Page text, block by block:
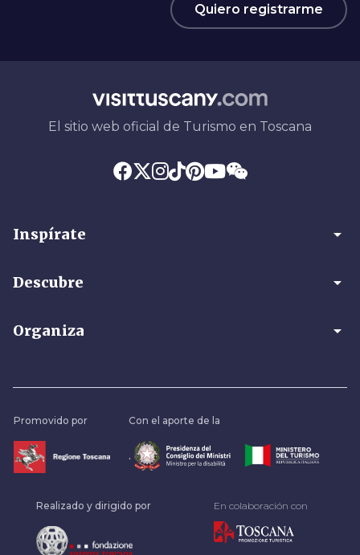
Quiero registrarme
El sitio web oficial de Turismo en Toscana
Inspírate arrow_drop_down
Descubre arrow_drop_down
Organiza arrow_drop_down
Promovido por Con el aporte de la
.
Realizado y dirigido por En colaboración con